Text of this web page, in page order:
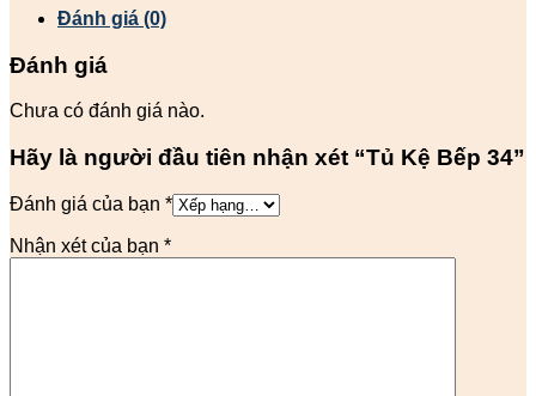
Đánh giá (0)
Đánh giá
Chưa có đánh giá nào.
Hãy là người đầu tiên nhận xét “Tủ Kệ Bếp 34”
Đánh giá của bạn *
Nhận xét của bạn *